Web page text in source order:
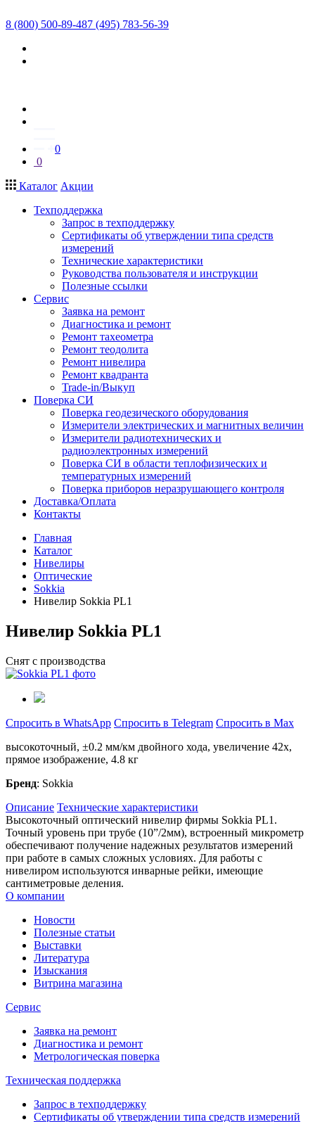
8 (800) 500-89-487 (495) 783-56-39
0
0
Каталог Акции
Техподдержка
Запрос в техподдержку
Сертификаты об утверждении типа средств
измерений
Технические характеристики
Руководства пользователя и инструкции
Полезные ссылки
Сервис
Заявка на ремонт
Диагностика и ремонт
Ремонт тахеометра
Ремонт теодолита
Ремонт нивелира
Ремонт квадранта
Trade-in/Выкуп
Поверка СИ
Поверка геодезического оборудования
Измерители электрических и магнитных величин
Измерители радиотехнических и
радиоэлектронных измерений
Поверка СИ в области теплофизических и
температурных измерений
Поверка приборов неразрушающего контроля
Доставка/Оплата
Контакты
Главная
Каталог
Нивелиры
Оптические
Sokkia
Нивелир Sokkia PL1
Нивелир Sokkia PL1
Снят с производства
Спросить в WhatsApp Спросить в Telegram Спросить в Max
высокоточный, ±0.2 мм/км двойного хода, увеличение 42x,
прямое изображение, 4.8 кг
Бренд: Sokkia
Описание Технические характеристики
Высокоточный оптический нивелир фирмы Sokkia PL1.
Точный уровень при трубе (10”/2мм), встроенный микрометр
обеспечивают получение надежных результатов измерений
при работе в самых сложных условиях. Для работы с
нивелиром используются инварные рейки, имеющие
сантиметровые деления.
О компании
Новости
Полезные статьи
Выставки
Литература
Изыскания
Витрина магазина
Сервис
Заявка на ремонт
Диагностика и ремонт
Метрологическая поверка
Техническая поддержка
Запрос в техподдержку
Сертификаты об утверждении типа средств измерений